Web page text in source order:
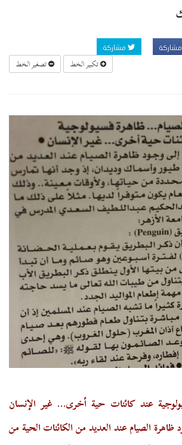
مشاركة مشاركة
تكبير الخط تصغير الخط
عند كائنات حية أخرى... غير الإنسان
ظاهرة الصيام عند العديد من الكائنات الحية من